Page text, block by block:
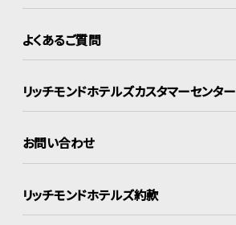
よくあるご質問
リッチモンドホテルズカスタマーセンター
お問い合わせ
リッチモンドホテルズ約款